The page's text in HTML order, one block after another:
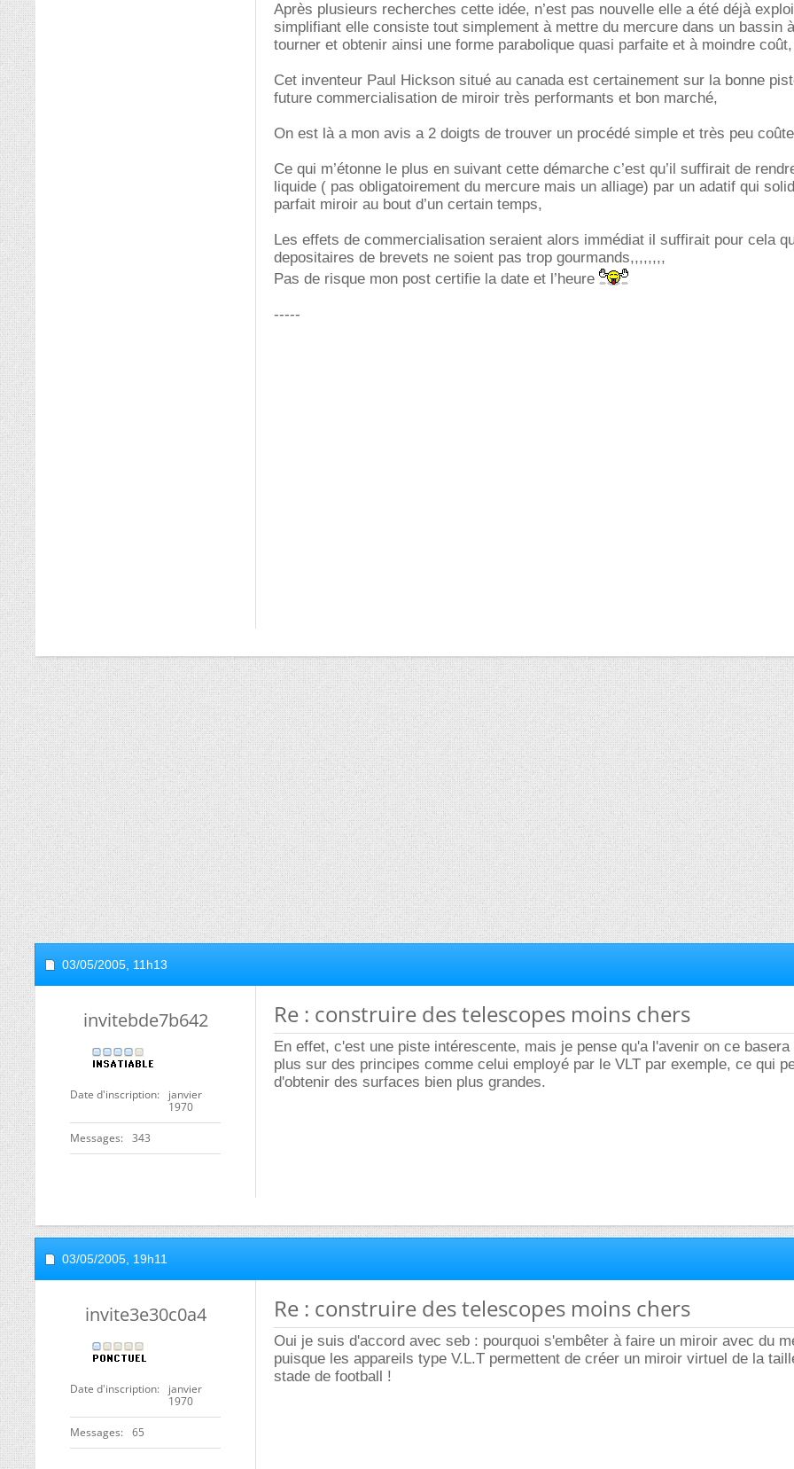
Après plusieurs recherches cette idée, n’est pas nouvelle elle a été déjà
simplifiant elle consiste tout simplement à mettre du mercure dans un bassin
tourner et obtenir ainsi une forme parabolique quasi parfaite et à moindre coût,
Cet inventeur Paul Hickson situé au canada est certainement sur la bonne
future commercialisation de miroir très performants et bon marché,
On est là a mon avis a 2 doigts de trouver un procédé simple et très peu
Ce qui m’étonne le plus en suivant cette démarche c’est qu’il suffirait de
liquide ( pas obligatoirement du mercure mais un alliage) par un adatif qui
parfait miroir au bout d’un certain temps,
Les effets de commercialisation seraient alors immédiat il suffirait pour cela
depositaires de brevets ne soient pas trop gourmands,,,,,,,,
Pas de risque mon post certifie la date et l’heure
-----
03/05/2005, 11h13
invitebde7b642
Date d'inscription
janvier
1970
Messages 343
Re : construire des telescopes moins chers
En effet, c'est une piste intérescente, mais je pense qu'a l'avenir on ce basera
plus sur des principes comme celui employé par le VLT par exemple, ce qui
d'obtenir des surfaces bien plus grandes.
03/05/2005, 19h11
invite3e30c0a4
Date d'inscription
janvier
1970
Messages 65
Re : construire des telescopes moins chers
Oui je suis d'accord avec seb : pourquoi s'embêter à faire un miroir avec du
puisque les appareils type V.L.T permettent de créer un miroir virtuel de la
stade de football !